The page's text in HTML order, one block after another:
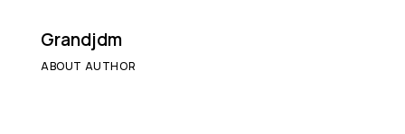
Grandjdm
ABOUT AUTHOR